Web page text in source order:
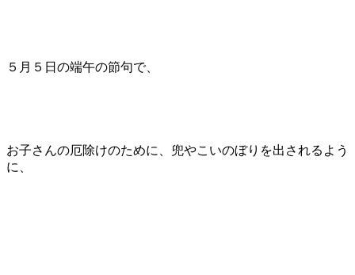
５月５日の端午の節句で、
お子さんの厄除けのために、兜やこいのぼりを出されるよう
に、